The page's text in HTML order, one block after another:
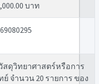
บาท
สดุวิทยาศาสตร์หรือการ
ย์ จำนวน 20 รายการ ของ